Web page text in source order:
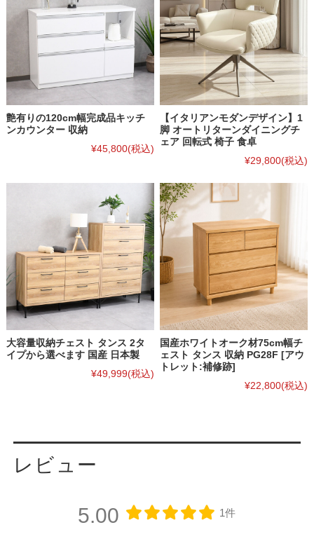
艶有りの120cm幅完成品キッチ
ンカウンター 収納
¥45,800(税込)
【イタリアンモダンデザイン】1
脚 オートリターンダイニングチ
ェア 回転式 椅子 食卓
¥29,800(税込)
大容量収納チェスト タンス 2タ
イプから選べます 国産 日本製
¥49,999(税込)
国産ホワイトオーク材75cm幅チ
ェスト タンス 収納 PG28F [アウ
トレット:補修跡]
¥22,800(税込)
レビュー
5.00 1件